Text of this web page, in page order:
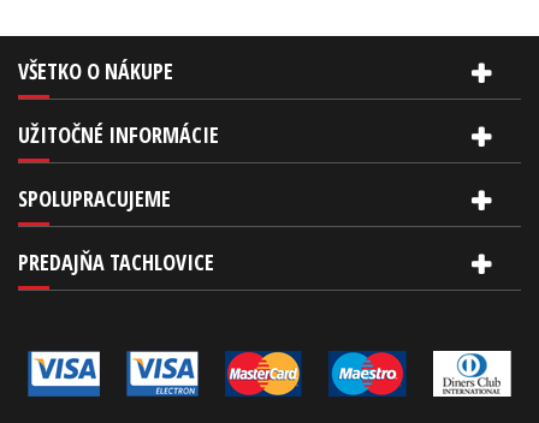
VŠETKO O NÁKUPE
UŽITOČNÉ INFORMÁCIE
SPOLUPRACUJEME
PREDAJŇA TACHLOVICE